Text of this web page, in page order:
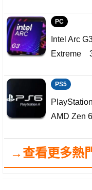
PC
Intel Arc
Extreme
PS5
AMD Zen
→查看更多熱